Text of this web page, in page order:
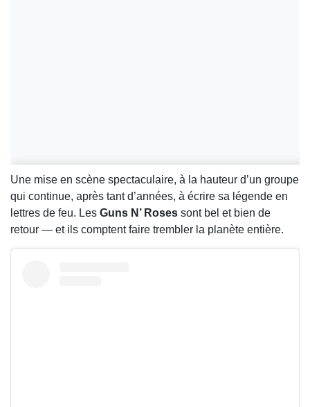
Une mise en scène spectaculaire, à la hauteur d’un groupe
qui continue, après tant d’années, à écrire sa légende en
lettres de feu. Les Guns N’ Roses sont bel et bien de
retour — et ils comptent faire trembler la planète entière.